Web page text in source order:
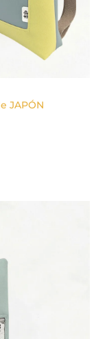
JAPÓN